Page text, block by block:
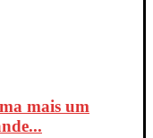
mais um